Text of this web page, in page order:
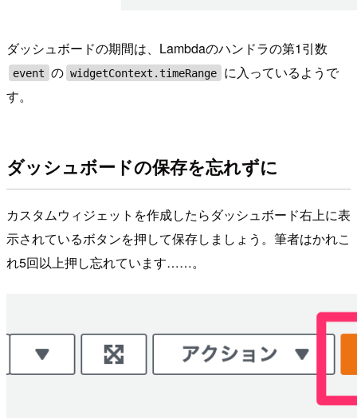
ダッシュボードの期間は、Lambdaのハンドラの第1引数
event の widgetContext.timeRange
に入っているようで
す。
ダッシュボードの保存を忘れずに
カスタムウィジェットを作成したらダッシュボード右上に表
示されているボタンを押して保存しましょう。筆者はかれこ
れ5回以上押し忘れています……。